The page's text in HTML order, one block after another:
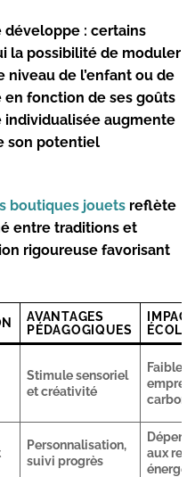
développe : certains
la possibilité de moduler
de l’enfant ou de
fonction de ses goûts
individualisée augmente
son potentiel
boutiques jouets reflète
entre traditions et
rigoureuse favorisant
AVANTAGES
PÉDAGOGIQUES
Stimule sensoriel
et créativité
Faible
carbone
Personnalisation,
suivi progrès
aux